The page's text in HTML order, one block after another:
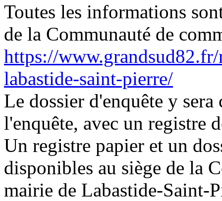
Toutes les informations
de la Communauté de
https://
labastide-saint-pierre/
Le dossier d'enquête y
l'enquête, avec un registre
Un registre papier et un
disponibles au siège de la
mairie de Labastide-Saint-